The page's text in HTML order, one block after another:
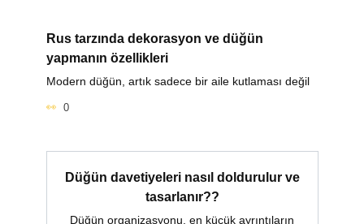
Rus tarzında dekorasyon ve düğün
yapmanın özellikleri
Modern düğün, artık sadece bir aile kutlaması değil
0
Düğün davetiyeleri nasıl doldurulur ve
tasarlanır??
Düğün organizasyonu, en küçük ayrıntıların